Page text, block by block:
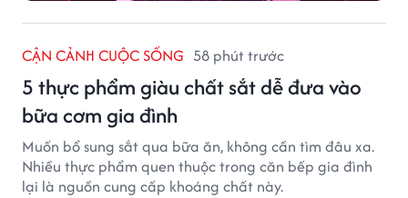
CẬN CẢNH CUỘC SỐNG 58 phút trước
5 thực phẩm giàu chất sắt dễ đưa vào
bữa cơm gia đình
Muốn bổ sung sắt qua bữa ăn, không cần tìm đâu xa.
Nhiều thực phẩm quen thuộc trong căn bếp gia đình
lại là nguồn cung cấp khoáng chất này.